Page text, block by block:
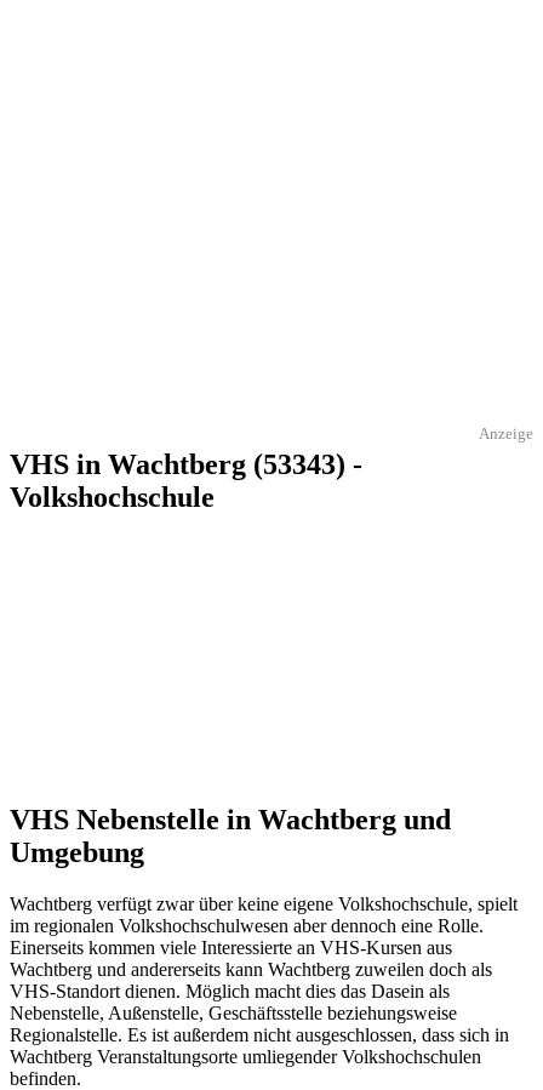
Anzeige
VHS in Wachtberg (53343) -
Volkshochschule
VHS Nebenstelle in Wachtberg und
Umgebung
Wachtberg verfügt zwar über keine eigene Volkshochschule, spielt
im regionalen Volkshochschulwesen aber dennoch eine Rolle.
Einerseits kommen viele Interessierte an VHS-Kursen aus
Wachtberg und andererseits kann Wachtberg zuweilen doch als
VHS-Standort dienen. Möglich macht dies das Dasein als
Nebenstelle, Außenstelle, Geschäftsstelle beziehungsweise
Regionalstelle. Es ist außerdem nicht ausgeschlossen, dass sich in
Wachtberg Veranstaltungsorte umliegender Volkshochschulen
befinden.